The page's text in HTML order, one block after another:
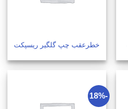
خطرعقب چپ گلگیر ریسپکت
-18%